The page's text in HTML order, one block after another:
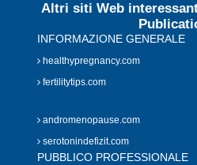
Altri siti Web
INFORMAZIONE GENERALE
healthypregnancy.com
fertilitytips.com
andromenopause.com
serotonindefizit.com
PUBBLICO PROFESSIONALE